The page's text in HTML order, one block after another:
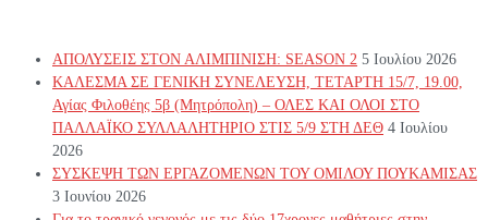
ΑΠΟΛΥΣΕΙΣ ΣΤΟΝ ΑΛΙΜΠΙΝΙΣΗ: SEASON 2 5 Ιουλίου 2026
ΚΑΛΕΣΜΑ ΣΕ ΓΕΝΙΚΗ ΣΥΝΕΛΕΥΣΗ, ΤΕΤΑΡΤΗ 15/7, 19.00,
Αγίας Φιλοθέης 5β (Μητρόπολη) – ΟΛΕΣ ΚΑΙ ΟΛΟΙ ΣΤΟ
ΠΑΛΛΑΪΚΟ ΣΥΛΛΑΛΗΤΗΡΙΟ ΣΤΙΣ 5/9 ΣΤΗ ΔΕΘ 4 Ιουλίου
2026
ΣΥΣΚΕΨΗ ΤΩΝ ΕΡΓΑΖΟΜΕΝΩΝ ΤΟΥ ΟΜΙΛΟΥ ΠΟΥΚΑΜΙΣΑΣ
3 Ιουνίου 2026